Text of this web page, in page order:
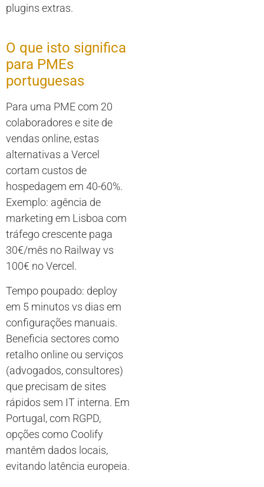
plugins extras.
O que isto significa
para PMEs
portuguesas
Para uma PME com 20
colaboradores e site de
vendas online, estas
alternativas a Vercel
cortam custos de
hospedagem em 40-60%.
Exemplo: agência de
marketing em Lisboa com
tráfego crescente paga
30€/mês no Railway vs
100€ no Vercel.
Tempo poupado: deploy
em 5 minutos vs dias em
configurações manuais.
Beneficia sectores como
retalho online ou serviços
(advogados, consultores)
que precisam de sites
rápidos sem IT interna. Em
Portugal, com RGPD,
opções como Coolify
mantêm dados locais,
evitando latência europeia.